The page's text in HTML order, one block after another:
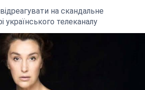
на скандальне
українського телеканалу